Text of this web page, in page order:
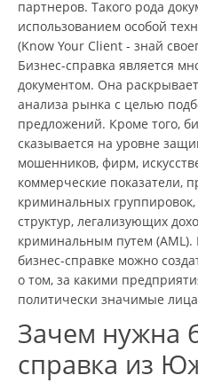
партнеров. Такого рода
использованием особой
(Know Your Client - знай
Бизнес-справка является
документом. Она
анализа рынка с целью
предложений. Кроме того,
сказывается на уровне
мошенников, фирм,
коммерческие показатели,
криминальных
структур, легализующих
криминальным путем (AML).
бизнес-справке можно
о том, за какими
политически значимые лица
Зачем нужна
справка из